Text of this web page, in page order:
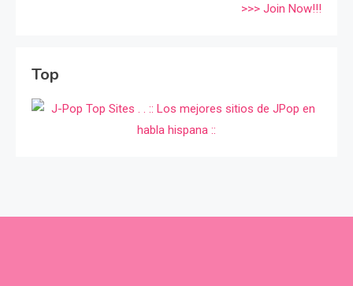
>>> Join Now!!!
Top